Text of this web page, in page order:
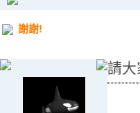
謝謝!
請